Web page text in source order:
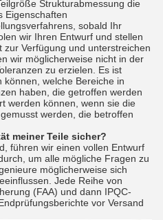
Strukturabmessung die
Eigenschaften
sobald Ihr
wir Ihren Entwurf und stellen
Verfügung und unterstreichen
wir möglicherweise nicht in der
zu erzielen. Es ist
können, welche Bereiche in
haben, die getroffen werden
werden können, wenn sie die
werden, die betroffen
meiner Teile sicher?
führen wir einen vollen Entwurf
um alle mögliche Fragen zu
möglicherweise sich
Jede Reihe von
(FAA) und dann IPQC-
vor Versand